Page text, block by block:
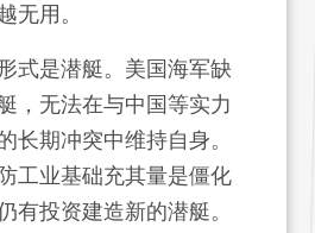
无用。
式是潜艇。美国海军缺
，无法在与中国等实力
长期冲突中维持自身。
工业基础充其量是僵化
有投资建造新的潜艇。